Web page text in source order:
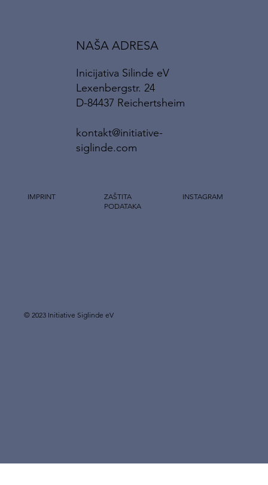
Inicijativa Silinde eV
Lexenbergstr. 24
D-84437 Reichertsheim
kontakt@initiative-
siglinde.com
NAŠA ADRESA
ZAŠTITA
PODATAKA
IMPRINT INSTAGRAM
© 2023 Initiative Siglinde eV